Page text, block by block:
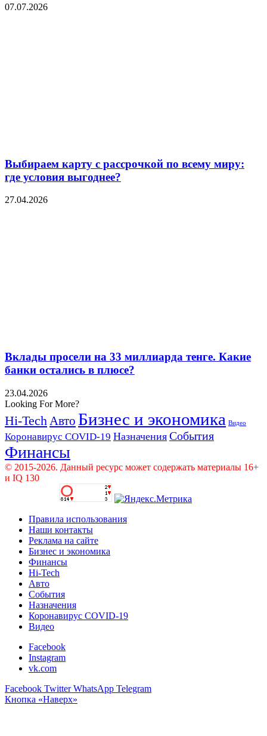
07.07.2026
Выбираем карту с рассрочкой по всему миру:
где условия выгоднее?
27.04.2026
Вклады просели на 33 миллиарда тенге. Какие
банки остались в плюсе?
23.04.2026
Looking For More?
Hi-Tech Авто Бизнес и экономика Видео
Коронавирус COVID-19 Назначения События
Финансы
© 2015-2026. Данный ресурс может содержать материалы 16+
и IQ 130
Правила использования
Наши контакты
Реклама на сайте
Бизнес и экономика
Финансы
Hi-Tech
Авто
События
Назначения
Коронавирус COVID-19
Видео
Facebook
Instagram
vk.com
Facebook Twitter WhatsApp Telegram
Кнопка «Наверх»